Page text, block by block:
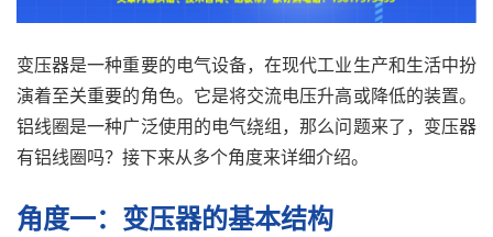
变压器是一种重要的电气设备，在现代工业生产和生活中扮
演着至关重要的角色。它是将交流电压升高或降低的装置。
铝线圈是一种广泛使用的电气绕组，那么问题来了，变压器
有铝线圈吗？接下来从多个角度来详细介绍。
角度一：变压器的基本结构